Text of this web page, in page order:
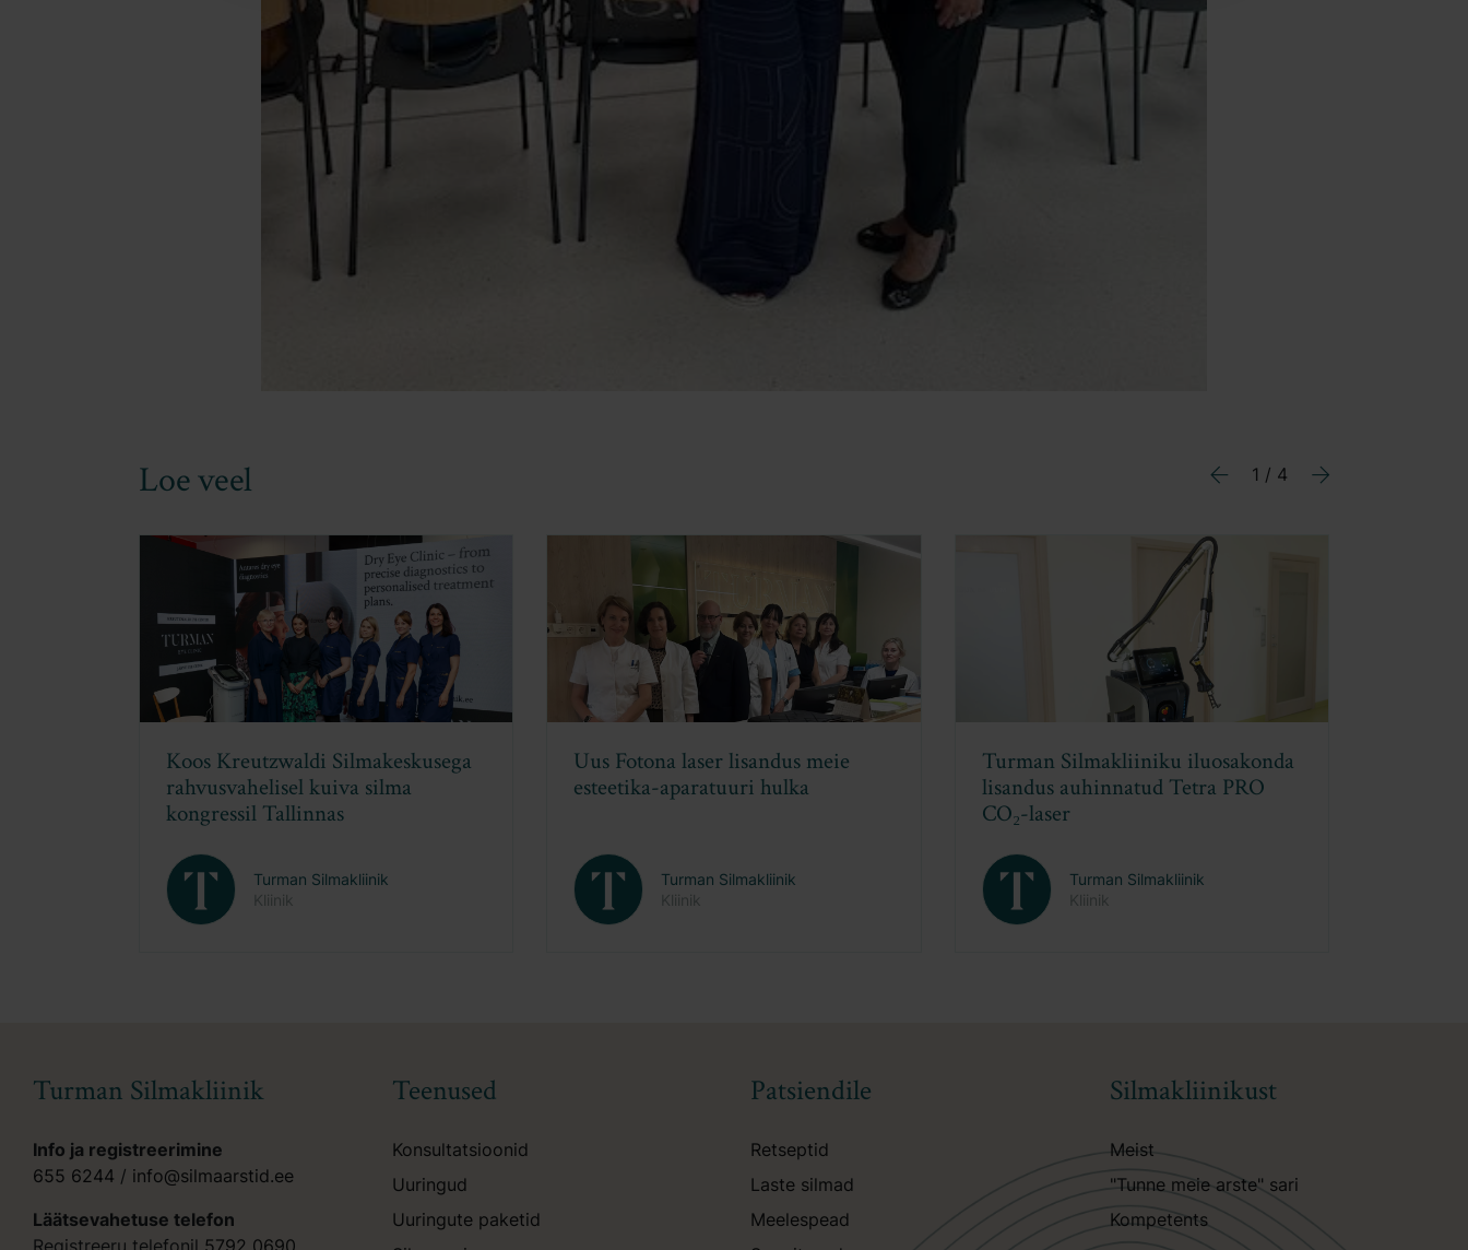
Loe veel Previous
1 / 4
Next
Silmakliiniku iluosakonda
auhinnatud Tetra PRO
Turman Silmakliinik
Täiendkoolitus Lumenise OptiLift
ja OptiLight aparaatide
Turman Silmakliinik
EMAS konverents 2026: Esteetilise
meditsiini uued horisondid
Turman Silmakliinik
DEKA praktiline koolitus:
Tetra Pro, Motus Pro ja
Turman Silmakliinik
Info ja registreerimine
655 6244 / info@silmaarstid.ee
Läätsevahetuse telefon
Teenused
Konsultatsioonid
Uuringud
Uuringute paketid
Patsiendile
Retseptid
Laste silmad
Meelespead
Silmakliinikust
Meist
"Tunne meie arste" sari
Kompetents